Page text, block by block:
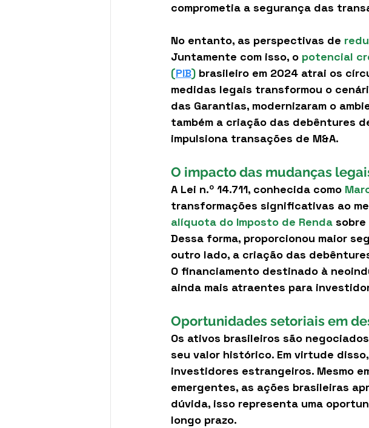
comprometia a segurança das
No entanto, as perspectivas de
Juntamente com isso, o potencial
(PIB) brasileiro em 2024 atrai os
medidas legais transformou o
das Garantias, modernizaram o
também a criação das debêntures
impulsiona transações de M&A.
O impacto das mudanças
A Lei n.º 14.711, conhecida como
transformações significativas ao
alíquota do Imposto de Renda
Dessa forma, proporcionou maior
outro lado, a criação das
O financiamento destinado à
ainda mais atraentes para
Oportunidades setoriais em
Os ativos brasileiros são
seu valor histórico. Em virtude
investidores estrangeiros. Mesmo
emergentes, as ações brasileiras
dúvida, isso representa uma
longo prazo.